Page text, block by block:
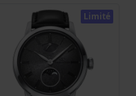
Limité